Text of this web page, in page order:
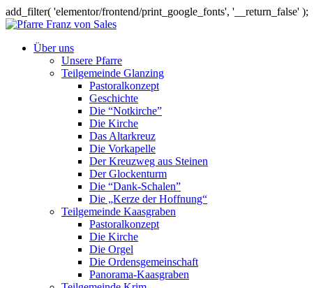
add_filter( 'elementor/frontend/print_google_fonts', '__return_false' );
Über uns
Unsere Pfarre
Teilgemeinde Glanzing
Pastoralkonzept
Geschichte
Die “Notkirche”
Die Kirche
Das Altarkreuz
Die Vorkapelle
Der Kreuzweg aus Steinen
Der Glockenturm
Die “Dank-Schalen”
Die „Kerze der Hoffnung“
Teilgemeinde Kaasgraben
Pastoralkonzept
Die Kirche
Die Orgel
Die Ordensgemeinschaft
Panorama-Kaasgraben